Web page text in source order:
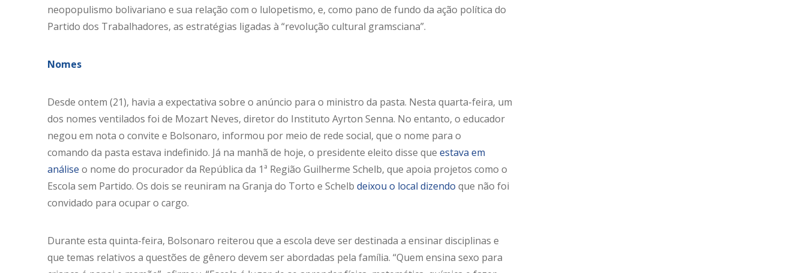
neopopulismo bolivariano e sua relação com o lulopetismo, e, como pano de fundo da ação política do
Partido dos Trabalhadores, as estratégias ligadas à “revolução cultural gramsciana”.
Nomes
Desde ontem (21), havia a expectativa sobre o anúncio para o ministro da pasta. Nesta quarta-feira, um
dos nomes ventilados foi de Mozart Neves, diretor do Instituto Ayrton Senna. No entanto, o educador
negou em nota o convite e Bolsonaro, informou por meio de rede social, que o nome para o
comando da pasta estava indefinido. Já na manhã de hoje, o presidente eleito disse que estava em
análise o nome do procurador da República da 1ª Região Guilherme Schelb, que apoia projetos como o
Escola sem Partido. Os dois se reuniram na Granja do Torto e Schelb deixou o local dizendo que não foi
convidado para ocupar o cargo.
Durante esta quinta-feira, Bolsonaro reiterou que a escola deve ser destinada a ensinar disciplinas e
que temas relativos a questões de gênero devem ser abordadas pela família. “Quem ensina sexo para